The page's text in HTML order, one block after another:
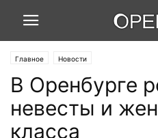
Главное Новости
В Оренбурге
невесты и
класса